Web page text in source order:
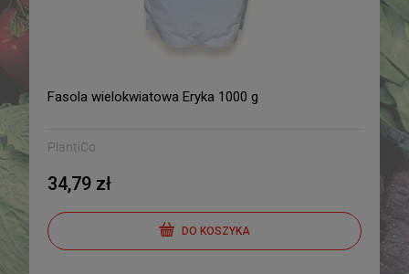
Fasola wielokwiatowa Eryka 1000 g
PlantiCo
34,79 zł
DO KOSZYKA